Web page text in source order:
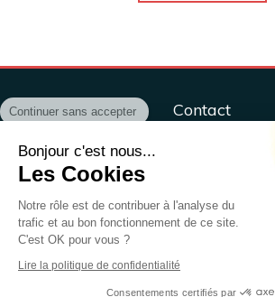
Contact
Centre ÔM&Co, sport, santé,
ÔM&CO, Sport, Santé,
79000 NIORT
France
Création et référencement du site par Simplébo
Continuer sans accepter
Bonjour c'est nous...
Les Cookies
Notre rôle est de contribuer à l'analyse du
trafic et au bon fonctionnement de ce site.
C'est OK pour vous ?
Lire la politique de confidentialité
Consentements certifiés par